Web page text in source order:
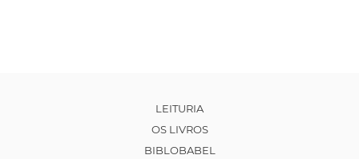
LEITURIA
OS LIVROS
BIBLOBABEL